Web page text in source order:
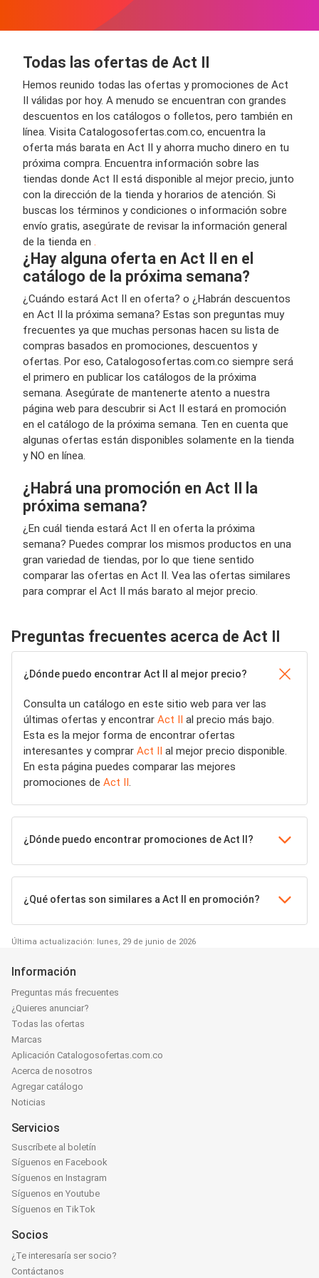
Todas las ofertas de Act II
Hemos reunido todas las ofertas y promociones de Act
II válidas por hoy. A menudo se encuentran con grandes
descuentos en los catálogos o folletos, pero también en
línea. Visita Catalogosofertas.com.co, encuentra la
oferta más barata en Act II y ahorra mucho dinero en tu
próxima compra. Encuentra información sobre las
tiendas donde Act II está disponible al mejor precio, junto
con la dirección de la tienda y horarios de atención. Si
buscas los términos y condiciones o información sobre
envío gratis, asegúrate de revisar la información general
de la tienda en
¿Hay alguna oferta en Act II en el
catálogo de la próxima semana?
¿Cuándo estará Act II en oferta? o ¿Habrán descuentos
en Act II la próxima semana? Estas son preguntas muy
frecuentes ya que muchas personas hacen su lista de
compras basados en promociones, descuentos y
ofertas. Por eso, Catalogosofertas.com.co siempre será
el primero en publicar los catálogos de la próxima
semana. Asegúrate de mantenerte atento a nuestra
página web para descubrir si Act II estará en promoción
en el catálogo de la próxima semana. Ten en cuenta que
algunas ofertas están disponibles solamente en la tienda
y NO en línea.
¿Habrá una promoción en Act II la
próxima semana?
¿En cuál tienda estará Act II en oferta la próxima
semana? Puedes comprar los mismos productos en una
gran variedad de tiendas, por lo que tiene sentido
comparar las ofertas en Act II. Vea las ofertas similares
para comprar el Act II más barato al mejor precio.
Preguntas frecuentes acerca de Act II
¿Dónde puedo encontrar Act II al mejor precio?
Consulta un catálogo en este sitio web para ver las
últimas ofertas y encontrar Act II al precio más bajo.
Esta es la mejor forma de encontrar ofertas
interesantes y comprar Act II al mejor precio disponible.
En esta página puedes comparar las mejores
promociones de Act II
¿Dónde puedo encontrar promociones de Act II?
¿Qué ofertas son similares a Act II en promoción?
Última actualización: lunes, 29 de junio de 2026
Información
Preguntas más frecuentes
¿Quieres anunciar?
Todas las ofertas
Marcas
Aplicación Catalogosofertas.com.co
Acerca de nosotros
Agregar catálogo
Noticias
Servicios
Suscríbete al boletín
Síguenos en Facebook
Síguenos en Instagram
Síguenos en Youtube
Síguenos en TikTok
Socios
¿Te interesaría ser socio?
Contáctanos